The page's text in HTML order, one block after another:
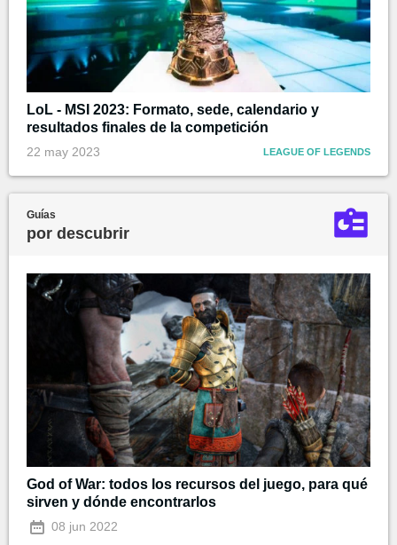
LoL - MSI 2023: Formato, sede, calendario y
resultados finales de la competición
22 may 2023 LEAGUE OF LEGENDS
Guías
por descubrir
God of War: todos los recursos del juego, para qué
sirven y dónde encontrarlos
08 jun 2022